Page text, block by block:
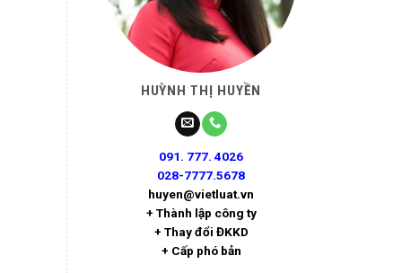
HUỲNH THỊ HUYỀN
091. 777. 4026
028-7777.5678
huyen@vietluat.vn
+ Thành lập công ty
+ Thay đổi ĐKKD
+ Cấp phó bản